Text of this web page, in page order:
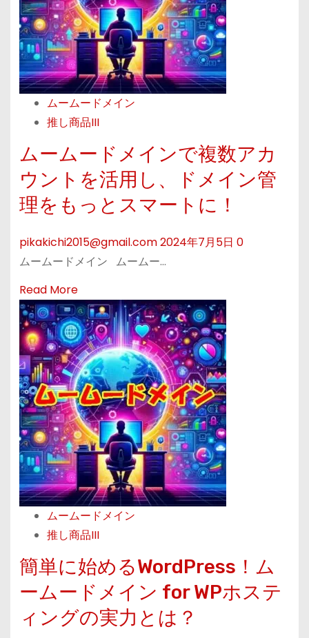
S
F
T
P
接
続
ガ
ド
【
l
e
i
l
l
a
編
】
e
a
b
o
u
t
期
れ
ド
イ
ン
安
心
！
ム
ー
ム
ー
ド
メ
イ
ン
で
簡
復
活
手
続
ムームードメイン
推し商品III
ムームードメインで複数アカ
ウントを活用し、ドメイン管
理をもっとスマートに！
pikakichi2015@gmail.com2024年7月5日 0
ムームードメイン ムームー…
Read MoreR
e
a
d
m
o
r
e
a
b
o
u
t
ム
ー
ム
ー
ド
ムームードメイン
推し商品III
簡単に始めるWordPress！ム
ームードメイン for WPホステ
ィングの実力とは？